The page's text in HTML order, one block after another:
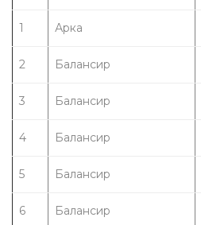
1 Арка
2 Балансир
3 Балансир
4 Балансир
5 Балансир
6 Балансир